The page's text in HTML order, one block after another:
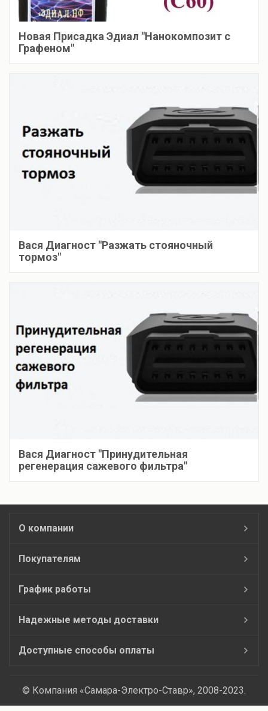
Новая Присадка Эдиал "Нанокомпозит с
Графеном"
Вася Диагност "Разжать стояночный
тормоз"
Вася Диагност "Принудительная
регенерация сажевого фильтра"
О компании
Покупателям
График работы
Надежные методы доставки
Доступные способы оплаты
© Компания «Самара-Электро-Ставр», 2008-2023.